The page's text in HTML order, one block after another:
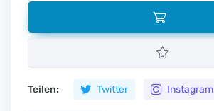
Teilen: Twitter Instagram